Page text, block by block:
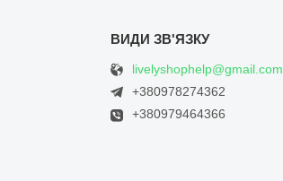
livelyshophelp@gmail.com
+380978274362
+380979464366